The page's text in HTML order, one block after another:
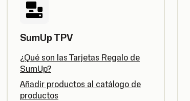
SumUp TPV
¿Qué son las Tarjetas Regalo de
SumUp?
Añadir productos al catálogo de
productos